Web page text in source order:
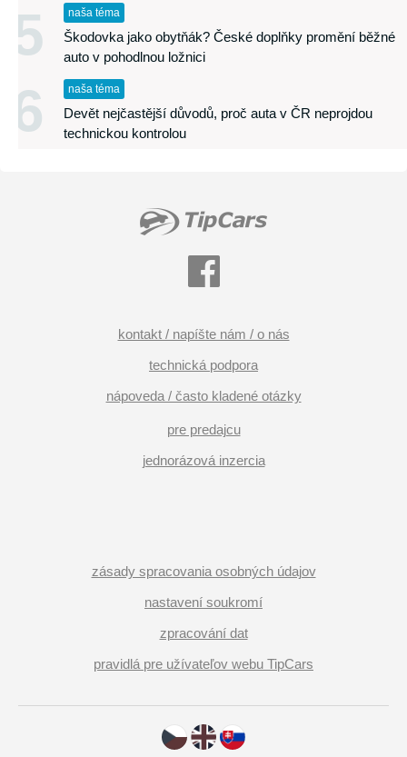
5 naša téma
Škodovka jako obytňák? České doplňky promění běžné
auto v pohodlnou ložnici
6 naša téma
Devět nejčastější důvodů, proč auta v ČR neprojdou
technickou kontrolou
kontakt / napíšte nám / o nás
technická podpora
nápoveda / často kladené otázky
pre predajcu
jednorázová inzercia
zásady spracovania osobných údajov
nastavení soukromí
zpracování dat
pravidlá pre užívateľov webu TipCars